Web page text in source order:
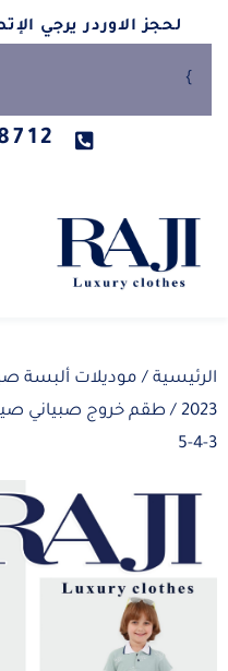
لحجز الاوردر يرجي
}
الرئيسية / موديلات ألبسة صيف
2023
3-4-5